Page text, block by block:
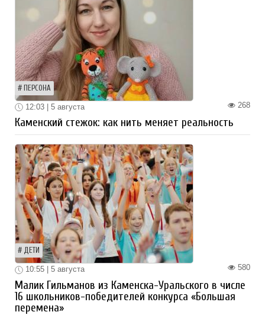
ПЕРСОНА
268
12:03 | 5 августа
Каменский стежок: как нить меняет реальность
ДЕТИ
580
10:55 | 5 августа
Малик Гильманов из Каменска-Уральского в числе
16 школьников-победителей конкурса «Большая
перемена»